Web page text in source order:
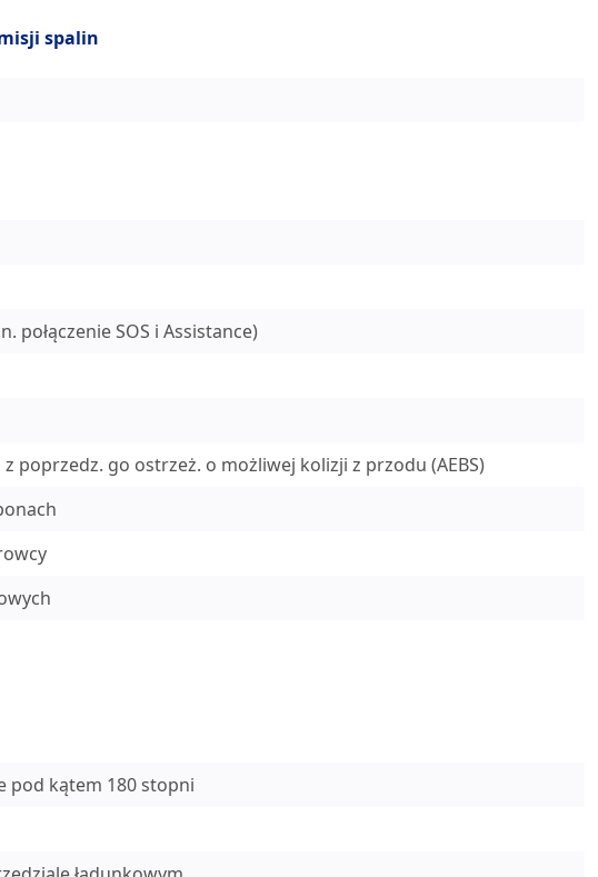
spalin
połączenie SOS i Assistance)
poprzedz. go ostrzeż. o możliwej kolizji z przodu (AEBS)
pod kątem 180 stopni